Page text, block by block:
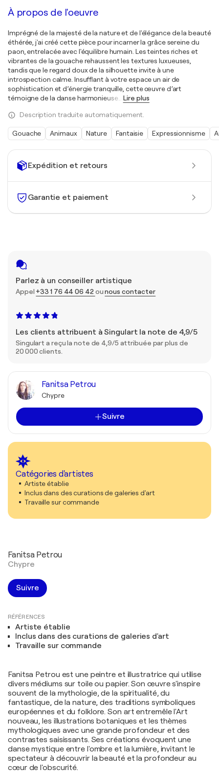
Expédition et retours
Garantie et paiement
Parlez à un conseiller artistique
Appel +33 1 76 44 06 42ounous contacter
Les clients attribuent à Singulart la note de 4,9/5
Singulart a reçu la note de 4,9/5 attribuée par plus de
20 000 clients.
Fanitsa Petrou
Chypre
Suivre
Catégories d'artistes
Artiste établie
Inclus dans des curations de galeries d'art
Travaille sur commande
À propos de l'oeuvre
Imprégné de la majesté de la nature et de l'élégance de la beauté
éthérée, j'ai créé cette pièce pour incarner la grâce sereine du
paon, entrelacée avec l'équilibre humain. Les teintes riches et
vibrantes de la gouache rehaussent les textures luxueuses,
tandis que le regard doux de la silhouette invite à une
introspection calme. Insufflant à votre espace un air de
sophistication et d’énergie tranquille, cette œuvre d’art
témoigne de la danse harmonieuse… Lire plus
Description traduite automatiquement.
Gouache Animaux Nature Fantaisie Expressionnisme
Fanitsa Petrou
Chypre
Suivre
RÉFÉRENCES
Artiste établie
Inclus dans des curations de galeries d'art
Travaille sur commande
Fanitsa Petrou est une peintre et illustratrice qui utilise
divers médiums sur toile ou papier. Son œuvre s'inspire
souvent de la mythologie, de la spiritualité, du
fantastique, de la nature, des traditions symboliques
européennes et du folklore. Son art entremêle l'Art
nouveau, les illustrations botaniques et les thèmes
mythologiques avec une grande profondeur et des
contrastes saisissants. Ses créations évoquent une
danse mystique entre l'ombre et la lumière, invitant le
spectateur à découvrir la beauté et la profondeur au
cœur de l'obscurité.